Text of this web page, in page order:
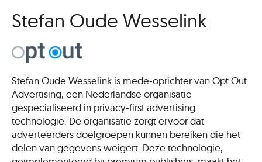
Stefan Oude Wesselink
Stefan Oude Wesselink is mede-oprichter van Opt Out
Advertising, een Nederlandse organisatie
gespecialiseerd in privacy-first advertising
technologie. De organisatie zorgt ervoor dat
adverteerders doelgroepen kunnen bereiken die het
delen van gegevens weigert. Deze technologie,